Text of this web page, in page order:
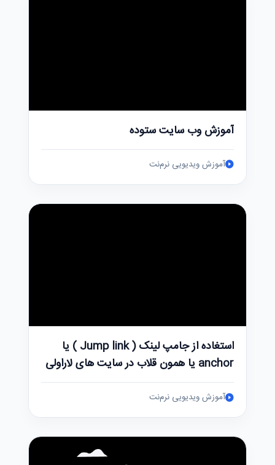
آموزش وب سایت ستوده
آموزش ویدیویی نرم‌نت
استغاده از جامپ لینک ( Jump link ) یا
anchor یا همون قلاب در سایت های لاراولی
آموزش ویدیویی نرم‌نت